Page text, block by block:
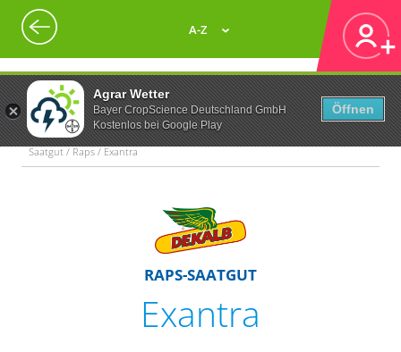
Agrar Wetter
Bayer CropScience Deutschland GmbH
Kostenlos bei Google Play
Öffnen
A-Z
Saatgut / Raps / Exantra
RAPS-SAATGUT
Exantra